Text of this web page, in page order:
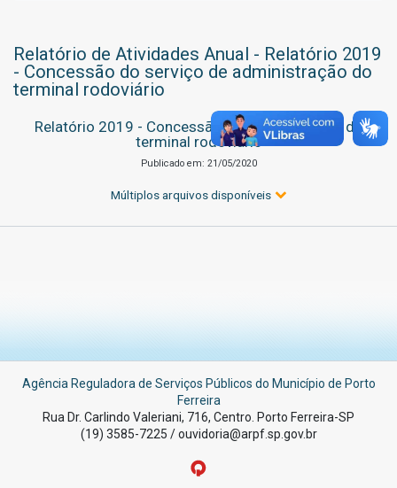
Relatório de Atividades Anual - Relatório 2019
- Concessão do serviço de administração do
terminal rodoviário
Relatório 2019 - Concessão da administração do
terminal rodoviário
Publicado em: 21/05/2020
Múltiplos arquivos disponíveis
Agência Reguladora de Serviços Públicos do Município de Porto
Ferreira
Rua Dr. Carlindo Valeriani, 716, Centro. Porto Ferreira-SP
(19) 3585-7225 / ouvidoria@arpf.sp.gov.br